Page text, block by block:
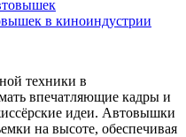
в киноиндустрии
техники в
впечатляющие кадры и
идеи. Автовышки
на высоте, обеспечивая